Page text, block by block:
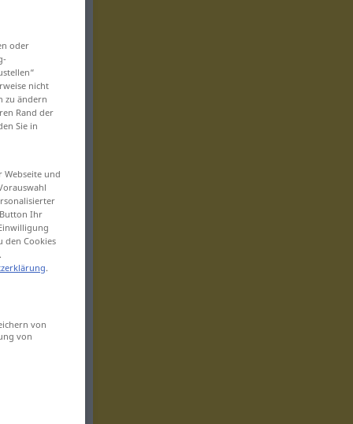
oder
nicht
zu ändern
Rand der
Sie in
und
Ihr
den Cookies
.
von
von